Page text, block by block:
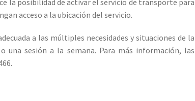
la posibilidad de activar el servicio de transporte para
acceso a la ubicación del servicio.
a las múltiples necesidades y situaciones de la
una sesión a la semana. Para más información, las